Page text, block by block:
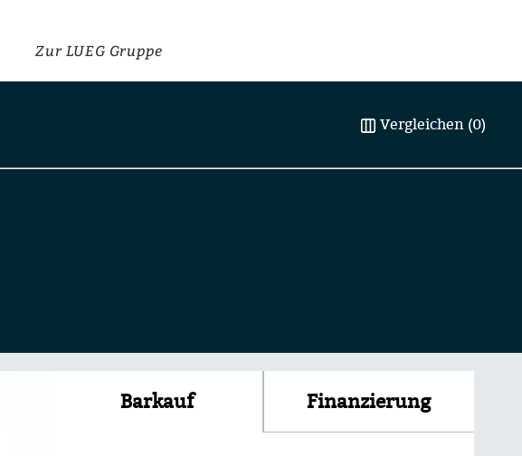
Zur LUEG Gruppe
Vergleichen (0)
Barkauf Finanzierung